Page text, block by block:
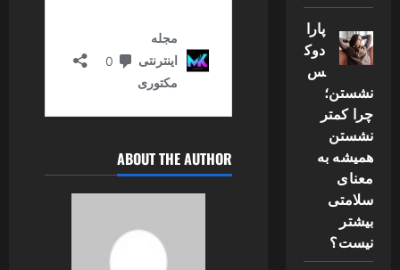
ABOUT THE AUTHOR
پارا
دوک
س
نشستن؛
چرا کمتر
نشستن
همیشه به
معنای
سلامتی
بیشتر
نیست؟